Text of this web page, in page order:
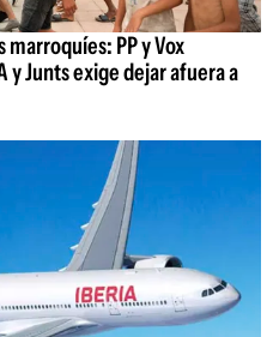
PP y Vox
y Junts exige dejar afuera a